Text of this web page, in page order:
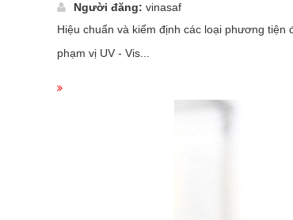
Người đăng: vinasaf
Hiệu chuẩn và kiểm định các loại phương
phạm vị UV - Vis...